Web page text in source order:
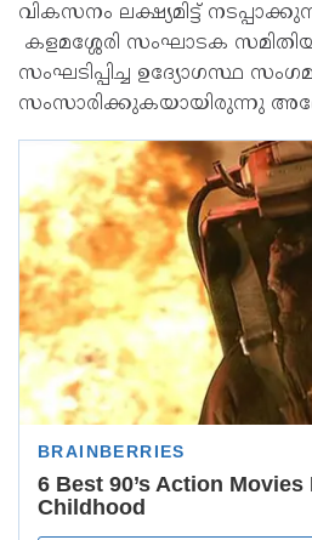
വികസനം ലക്ഷ്യമിട്ട്
കളമശ്ശേരി സംഘാടക
സംഘടിപ്പിച്ച ഉദ്യോഗസ്ഥ
സംസാരിക്കുകയായിരുന്നു